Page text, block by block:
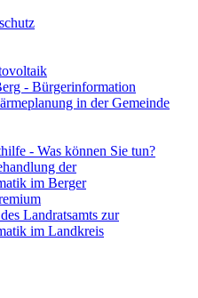
- Bürgerinformation
in der Gemeinde
- Was können Sie tun?
der
im Berger
Landratsamts zur
im Landkreis